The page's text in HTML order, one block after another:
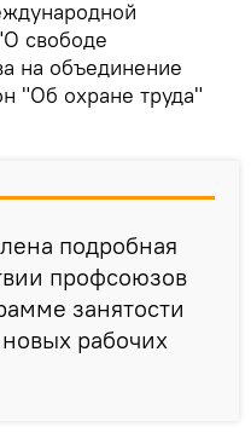
свободе
на объединение
"Об охране труда"
подробная
профсоюзов
занятости
рабочих